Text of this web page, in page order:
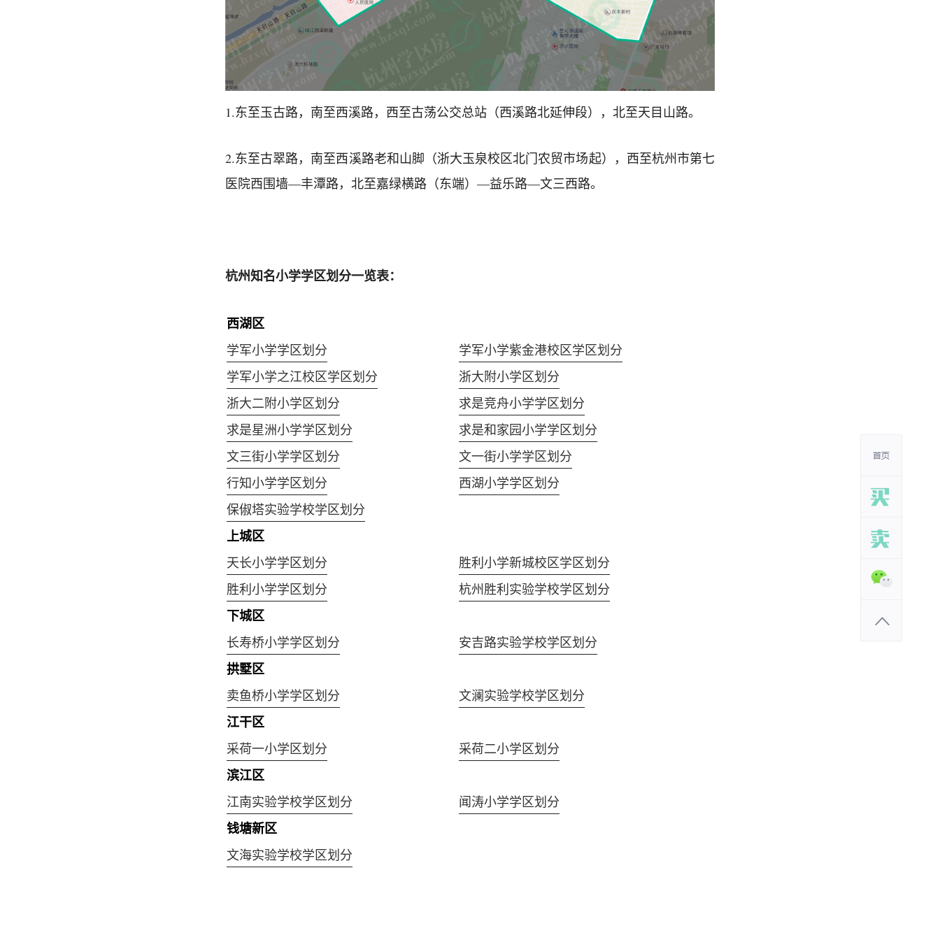
1.东至玉古路，南至西溪路，西至古荡公交总站（西溪路北延伸段），北至天目山路。
2.东至古翠路，南至西溪路老和山脚（浙大玉泉校区北门农贸市场起），西至杭州市第七
医院西围墙—丰潭路，北至嘉绿横路（东端）—益乐路—文三西路。
杭州知名小学学区划分一览表：
西湖区
学军小学学区划分
学军小学紫金港校区学区划分
学军小学之江校区学区划分
浙大附小学区划分
浙大二附小学区划分
求是竞舟小学学区划分
求是星洲小学学区划分
求是和家园小学学区划分
文三街小学学区划分
文一街小学学区划分
行知小学学区划分
西湖小学学区划分
保俶塔实验学校学区划分
上城区
天长小学学区划分
胜利小学新城校区学区划分
胜利小学学区划分
杭州胜利实验学校学区划分
下城区
长寿桥小学学区划分 安吉路实验学校学区划分
拱墅区
卖鱼桥小学学区划分 文澜实验学校学区划分
江干区
采荷一小学区划分 采荷二小学区划分
滨江区
江南实验学校学区划分 闻涛小学学区划分
钱塘新区
文海实验学校学区划分